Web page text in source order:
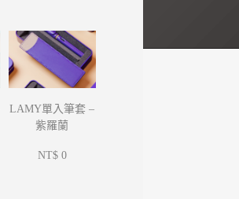
LAMY單入筆套 –
紫羅蘭
NT$ 0